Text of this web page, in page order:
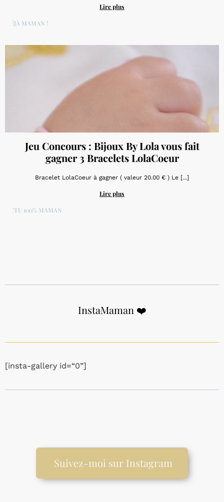
Lire plus
DÉJÀ MAMAN !
Jeu Concours : Bijoux By Lola vous fait
gagner 3 Bracelets LolaCoeur
Bracelet LolaCoeur à gagner ( valeur 20.00 € ) Le [...]
Lire plus
ACTU 100% MAMAN
InstaMaman ❤️
[insta-gallery id=“0”]
Suivez-moi sur Instagram